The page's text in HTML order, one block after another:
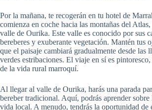
Por la mañana, te recogerán en tu hotel de
comienza en coche hacia las montañas del
valle de Ourika. Este valle es conocido por sus
bereberes y exuberante vegetación. Mantén tus
que el paisaje cambiará gradualmente desde las
verdes estribaciones. El viaje en sí es
de la vida rural marroquí.
Al llegar al valle de Ourika, harás una parada
bereber tradicional. Aquí, podrás aprender
vida local. A menudo, tendrás la oportunidad de